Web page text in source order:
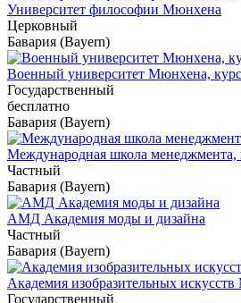
Университет философии Мюнхена
Церковный
Бавария (Bayern)
Военный университет Мюнхена,
Государственный
бесплатно
Бавария (Bayern)
Международная школа
Частный
Бавария (Bayern)
АМД Академия моды и дизайна
Частный
Бавария (Bayern)
Академия изобразительных
Государственный